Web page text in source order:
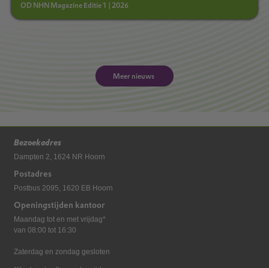
Meer nieuws
OD NHN Magazine Editie 1 | 2026
Bezoekadres
Dampten 2, 1624 NR Hoorn
Postadres
Postbus 2095, 1620 EB Hoorn
Openingstijden kantoor
Maandag tot en met vrijdag*
van 08:00 tot 16:30
Zaterdag en zondag gesloten